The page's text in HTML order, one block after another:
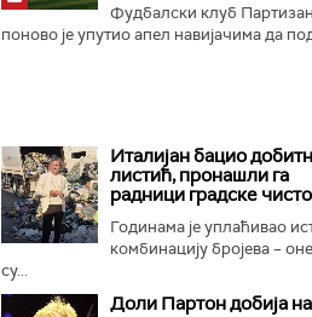
Фудбалски клуб Партизан
поново је упутио апел навијачима да
Италијан бацио
листић, пронашли га
радници градске
Годинама је уплаћивао
комбинацију бројева –
су...
Доли Партон добија